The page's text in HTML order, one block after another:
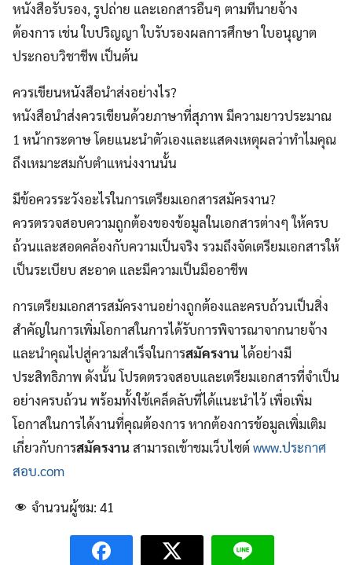
หนังสือรับรอง, รูปถ่าย และเอกสารอื่นๆ ตามที่นายจ้าง
ต้องการ เช่น ใบปริญญา ใบรับรองผลการศึกษา ใบอนุญาต
ประกอบวิชาชีพ เป็นต้น
ควรเขียนหนังสือนำส่งอย่างไร?
หนังสือนำส่งควรเขียนด้วยภาษาที่สุภาพ มีความยาวประมาณ
1 หน้ากระดาษ โดยแนะนำตัวเองและแสดงเหตุผลว่าทำไมคุณ
ถึงเหมาะสมกับตำแหน่งงานนั้น
มีข้อควรระวังอะไรในการเตรียมเอกสารสมัครงาน?
ควรตรวจสอบความถูกต้องของข้อมูลในเอกสารต่างๆ ให้ครบ
ถ้วนและสอดคล้องกับความเป็นจริง รวมถึงจัดเตรียมเอกสารให้
เป็นระเบียบ สะอาด และมีความเป็นมืออาชีพ
การเตรียมเอกสารสมัครงานอย่างถูกต้องและครบถ้วนเป็นสิ่ง
สำคัญในการเพิ่มโอกาสในการได้รับการพิจารณาจากนายจ้าง
และนำคุณไปสู่ความสำเร็จในการสมัครงานได้อย่างมี
ประสิทธิภาพ ดังนั้น โปรดตรวจสอบและเตรียมเอกสารที่จำเป็น
อย่างครบถ้วน พร้อมทั้งใช้เคล็ดลับที่ได้แนะนำไว้ เพื่อเพิ่ม
โอกาสในการได้งานที่คุณต้องการ หากต้องการข้อมูลเพิ่มเติม
เกี่ยวกับการสมัครงานสามารถเข้าชมเว็บไซต์www.ประกาศ
สอบ.com
จำนวนผู้ชม: 41